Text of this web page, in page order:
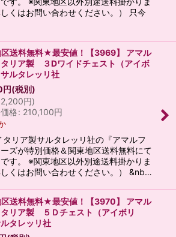
くはお問い合わせください。） 只今
送料無料★最安値！【3969】 アマル
リア製 ３Dワイドチェスト（アイボ
ルタレッリ社
円(税別)
円)
格: 210,100円
タリア製サルタレッリ社の『アマルフ
ズが特別価格＆関東地区送料無料にて
す。 ※関東地区以外別途送料掛かりま
くはお問い合わせください。） &nb…
送料無料★最安値！【3970】 アマル
リア製 ５Ｄチェスト（アイボリ
タレッリ社